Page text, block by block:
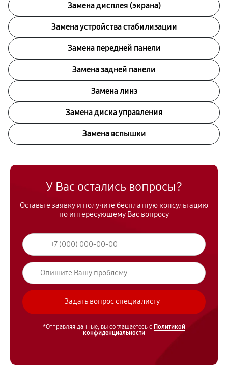
Замена дисплея (экрана)
Замена устройства стабилизации
Замена передней панели
Замена задней панели
Замена линз
Замена диска управления
Замена вспышки
У Вас остались вопросы?
Оставьте заявку и получите бесплатную консультацию
по интересующему Вас вопросу
*Отправляя данные, вы соглашаетесь с Политикой
конфиденциальности